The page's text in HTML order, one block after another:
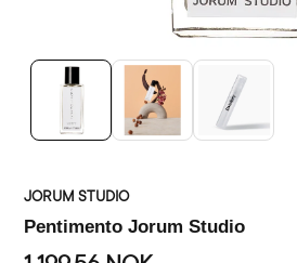
JORUM STUDIO
Pentimento Jorum Studio